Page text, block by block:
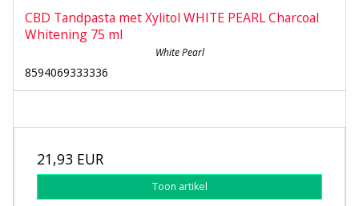
CBD Tandpasta met Xylitol WHITE PEARL Charcoal
Whitening 75 ml
White Pearl
8594069333336
21,93 EUR
Toon artikel